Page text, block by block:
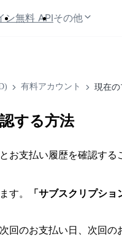
ン無料 APIその他
有料アカウント 現在
する方法
お支払い履歴を確認する
す。
「サブスクリプショ
のお支払い日、次回の